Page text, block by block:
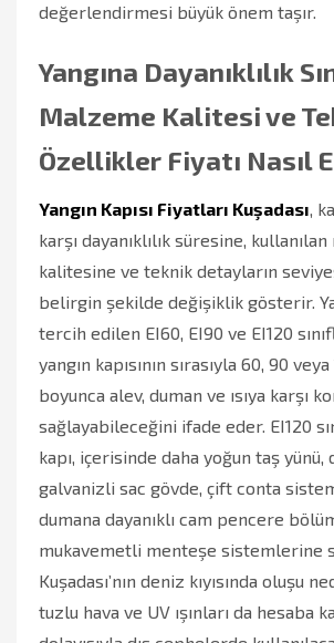
değerlendirmesi büyük önem taşır.
Yangına Dayanıklılık
Malzeme Kalitesi ve
Özellikler Fiyatı Nasıl
Yangın Kapısı Fiyatları Kuşadası,
karşı dayanıklılık süresine,
kalitesine ve teknik detayların
belirgin şekilde değişiklik gösterir.
tercih edilen EI60, EI90 ve EI120
yangın kapısının sırasıyla 60, 90
boyunca alev, duman ve ısıya karşı
sağlayabileceğini ifade eder. EI120
kapı, içerisinde daha yoğun taş yünü,
galvanizli sac gövde, çift conta
dumana dayanıklı cam pencere
mukavemetli menteşe sistemlerine
Kuşadası’nın deniz kıyısında oluşu
tuzlu hava ve UV ışınları da hesaba